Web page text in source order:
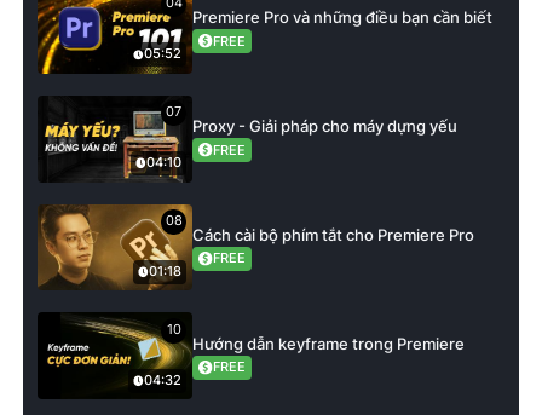
04
05:52
Premiere Pro và những điều bạn cần biết
FREE
07
04:10
Proxy - Giải pháp cho máy dựng yếu
FREE
08
01:18
Cách cài bộ phím tắt cho Premiere Pro
FREE
10
04:32
Hướng dẫn keyframe trong Premiere
FREE